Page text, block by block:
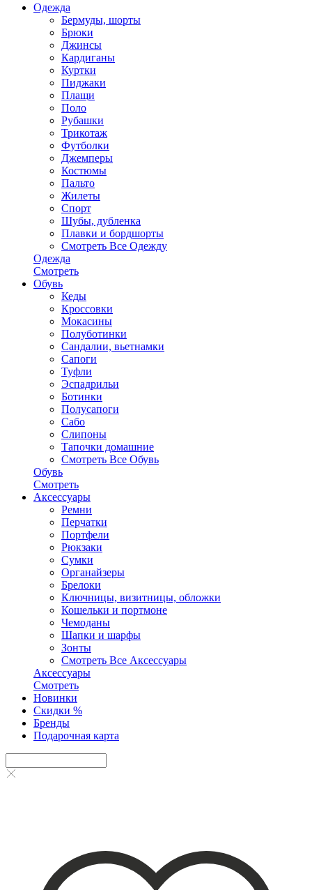
Одежда
Бермуды, шорты
Брюки
Джинсы
Кардиганы
Куртки
Пиджаки
Плащи
Поло
Рубашки
Трикотаж
Футболки
Джемперы
Костюмы
Пальто
Жилеты
Спорт
Шубы, дубленка
Плавки и бордшорты
Смотреть Все Одежду
Одежда
Смотреть
Обувь
Кеды
Кроссовки
Мокасины
Полуботинки
Сандалии, вьетнамки
Сапоги
Туфли
Эспадрильи
Ботинки
Полусапоги
Сабо
Слипоны
Тапочки домашние
Смотреть Все Обувь
Обувь
Смотреть
Аксесcуары
Ремни
Перчатки
Портфели
Рюкзаки
Сумки
Органайзеры
Брелоки
Ключницы, визитницы, обложки
Кошельки и портмоне
Чемоданы
Шапки и шарфы
Зонты
Смотреть Все Аксесcуары
Аксесcуары
Смотреть
Новинки
Скидки %
Бренды
Подарочная карта